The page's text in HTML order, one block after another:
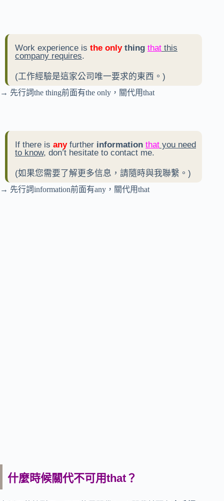
Work experience is the only thing that this
company requires.
(工作經驗是這家公司唯一要求的東西。)
→ 先行詞the thing前面有the only，關代用that
If there is anyfurther information that you need
to know, don’t hesitate to contact me.
(如果您需要了解更多信息，請隨時與我聯繫。)
→ 先行詞information前面有any，關代用that
什麼時候關代不可用that？